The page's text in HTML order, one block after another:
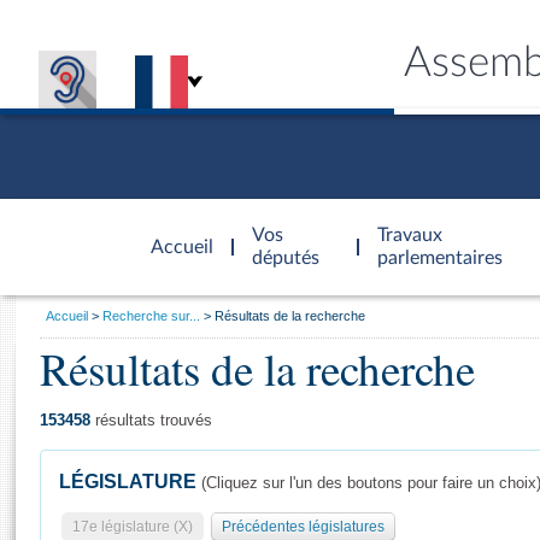
Accueil
d'accueil
Vos
députés
Travaux
parlementaires
Général
Vous
Accueil Recherche sur... Résultats de la recherche
Résultats de la recherche
153458 résultats trouvés
LÉGISLATURE (Cliquez sur l'un des boutons pour faire un choix)
17e législature (X) Précédentes législatures